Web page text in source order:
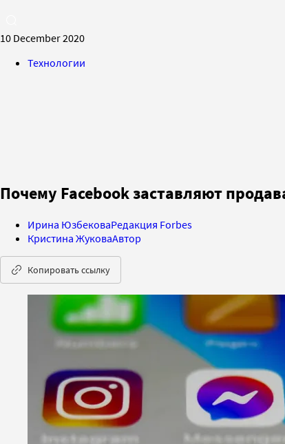
10 December 2020
Технологии
Почему Facebook заставляют
Ирина ЮзбековаРедакция Forbes
Кристина ЖуковаАвтор
Копировать ссылку